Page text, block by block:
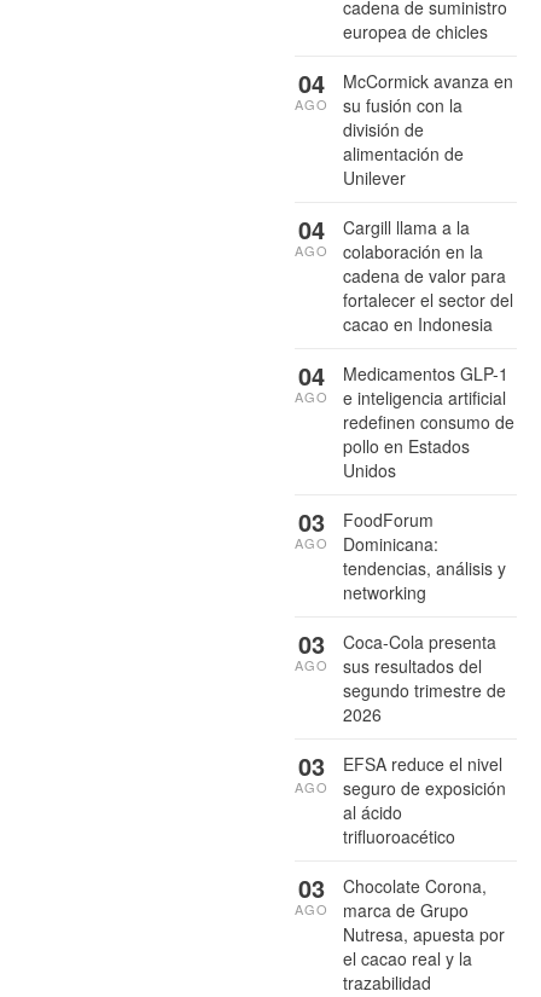
cadena de suministro
europea de chicles
McCormick avanza en
su fusión con la
división de
alimentación de
Unilever
04
AGO
Cargill llama a la
colaboración en la
cadena de valor para
fortalecer el sector del
cacao en Indonesia
04
AGO
Medicamentos GLP-1
e inteligencia artificial
redefinen consumo de
pollo en Estados
Unidos
04
AGO
FoodForum
Dominicana:
tendencias, análisis y
networking
03
AGO
Coca-Cola presenta
sus resultados del
segundo trimestre de
2026
03
AGO
EFSA reduce el nivel
seguro de exposición
al ácido
trifluoroacético
03
AGO
Chocolate Corona,
marca de Grupo
Nutresa, apuesta por
el cacao real y la
trazabilidad
03
AGO